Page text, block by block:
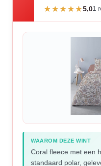
5,01
WAAROM DEZE WINT
Coral fleece met een
standaard polar,